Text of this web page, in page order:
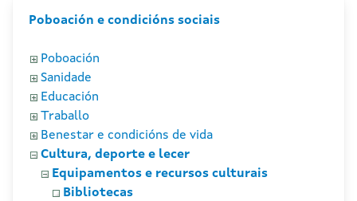
Poboación e condicións sociais
Poboación
Sanidade
Educación
Traballo
Benestar e condicións de vida
Cultura, deporte e lecer
Equipamentos e recursos culturais
Bibliotecas